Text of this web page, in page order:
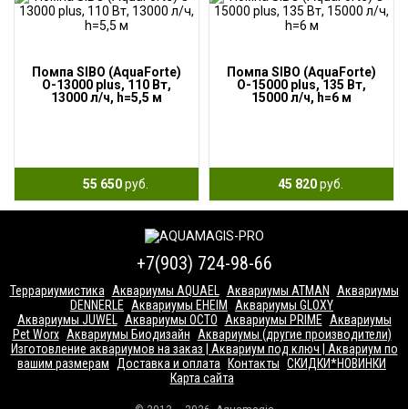
Помпа SIBO (AquaForte)
O-13000 plus, 110 Вт,
13000 л/ч, h=5,5 м
55 650руб.
Помпа SIBO (AquaForte)
O-15000 plus, 135 Вт,
15000 л/ч, h=6 м
45 820руб.
+7(903) 724-98-66
Террариумистика Аквариумы AQUAEL Аквариумы ATMAN
Аквариумы
DENNERLE
Аквариумы EHEIM
Аквариумы GLOXY
Аквариумы JUWEL
Аквариумы OCTO Аквариумы PRIME
Аквариумы
Pet Worx Аквариумы Биодизайн
Аквариумы (другие производители)
Изготовление аквариумов на заказ | Аквариум под ключ | Аквариум по
вашим размерам
Доставка и оплата Контакты СКИДКИ*НОВИНКИ
Карта сайта